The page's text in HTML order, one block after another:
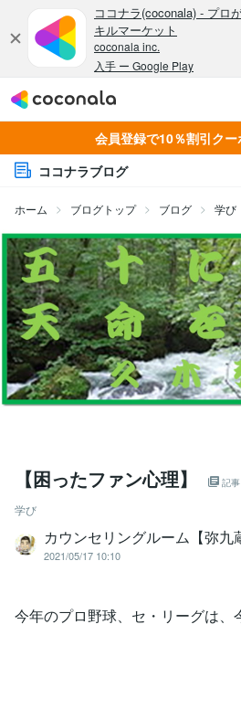
会員登録で10％割引クー
ココナラブログ
ホーム ブログトップ ブログ 学び
【困ったファン心理】 記事
学び
カウンセリングルーム【弥九
2021/05/17 10:10
今年のプロ野球、セ・リーグは、